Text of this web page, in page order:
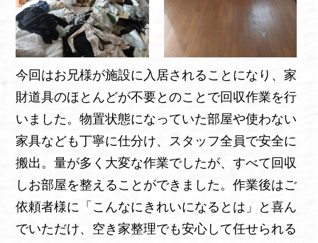
今回はお兄様が施設に入居されることになり、家
財道具のほとんどが不要とのことで回収作業を行
いました。物置状態になっていた部屋や使わない
家具なども丁寧に仕分け、スタッフ全員で安全に
搬出。量が多く大変な作業でしたが、すべて回収
しお部屋を整えることができました。作業後はご
依頼者様に「こんなにきれいになるとは」と喜ん
でいただけ、空き家整理でも安心して任せられる